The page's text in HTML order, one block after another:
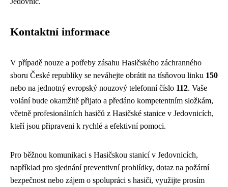
Kontaktní informace
V případě nouze a potřeby zásahu Hasičského záchranného
sboru České republiky se neváhejte obrátit na tísňovou linku 150
nebo na jednotný evropský nouzový telefonní číslo 112. Vaše
volání bude okamžitě přijato a předáno kompetentním složkám,
včetně profesionálních hasičů z Hasičské stanice v Jedovnicích,
kteří jsou připraveni k rychlé a efektivní pomoci.
Pro běžnou komunikaci s Hasičskou stanicí v Jedovnicích,
například pro sjednání preventivní prohlídky, dotaz na požární
bezpečnost nebo zájem o spolupráci s hasiči, využijte prosím